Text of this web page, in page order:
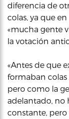
diferencia de
colas, ya que
«mucha gente
la votación
«Antes de que
formaban colas
pero como la
adelantado, no
constante,